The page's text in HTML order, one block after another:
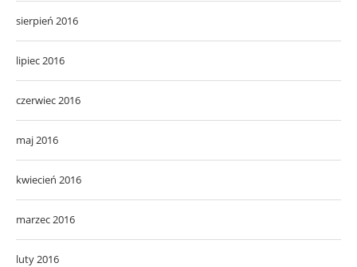
sierpień 2016
lipiec 2016
czerwiec 2016
maj 2016
kwiecień 2016
marzec 2016
luty 2016